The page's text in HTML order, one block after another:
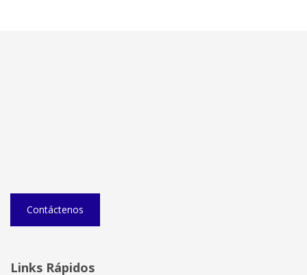
Contáctenos
Links Rápidos